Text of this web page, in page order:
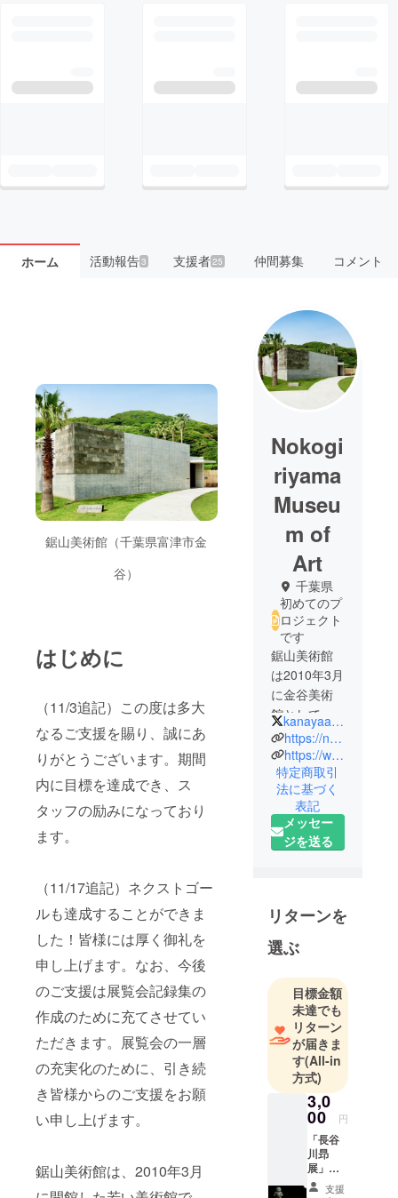
ホーム 活動報告3 支援者 25 仲間募集 コメント
鋸山美術館（千葉県富津市金
谷）
はじめに
（11/3追記）この度は多大
なるご支援を賜り、誠にあ
りがとうございます。期間
内に目標を達成でき、ス
タッフの励みになっており
ます。
（11/17追記）ネクストゴー
ルも達成することができま
した！皆様には厚く御礼を
申し上げます。なお、今後
のご支援は展覧会記録集の
作成のために充てさせてい
ただきます。展覧会の一層
の充実化のために、引き続
き皆様からのご支援をお願
い申し上げます。
鋸山美術館は、2010年3月
Nokogi
riyama
Museu
m of
Art
千葉県
初めてのプ
ロジェクト
です
鋸山美術館
は2010年3月
に金谷美術
館として
オープン。
「石と芸
術」をテー
マに町おこ
しに取り組
む千葉県富
津市金谷の
して皆さま
に親しまれ
てきまし
を機に千葉
県の名山、
鋸山の名を
冠した「鋸
山美術館」
に名称変
更。これま
で以上に地
域の芸術文
化振興に寄
与するよう
kanayaartmuseum
https://nokogiriyama.com
https://www.facebook.com/nokogiriyama.artmuseum
特定商取引
法に基づく
表記
メッセー
ジを送る
リターンを
選ぶ
目標金額
未達でも
リターン
が届きま
す(All-in
方式)
3,0
00 円
「長谷
川昻
展」の
充実化
支援